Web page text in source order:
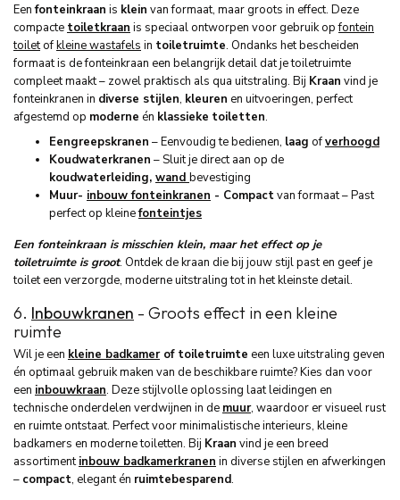
Eenfonteinkraan is klein van formaat, maar groots in effect. Deze
compacte toiletkraan is speciaal ontworpen voor gebruik opfontein
toiletofkleine wastafels in toiletruimte. Ondanks het bescheiden
formaat is de fonteinkraan een belangrijk detail dat je toiletruimte
compleet maakt – zowel praktisch als qua uitstraling. Bij Kraan vind je
fonteinkranen in diverse stijlen, kleuren en uitvoeringen, perfect
afgestemd op moderne én klassieke toiletten.
Eengreepskranen – Eenvoudig te bedienen, laag ofverhoogd
Koudwaterkranen – Sluit je direct aan op de
koudwaterleiding, wand bevestiging
Muur- inbouw fonteinkranen - Compactvan formaat – Past
perfect op kleinefonteintjes
Een fonteinkraan is misschien klein, maar het effect op je
toiletruimte is groot. Ontdek de kraan die bij jouw stijl past en geef je
toilet een verzorgde, moderne uitstraling tot in het kleinste detail.
6. Inbouwkranen - Groots effect in een kleine
ruimte
Wil je een kleine badkamerof toiletruimte een luxe uitstraling geven
én optimaal gebruik maken van de beschikbare ruimte? Kies dan voor
een inbouwkraan. Deze stijlvolle oplossing laat leidingen en
technische onderdelen verdwijnen in de muur, waardoor er visueel rust
en ruimte ontstaat. Perfect voor minimalistische interieurs, kleine
badkamers en moderne toiletten. Bij Kraan vind je een breed
assortimentinbouw badkamerkranen in diverse stijlen en afwerkingen
– compact, elegant én ruimtebesparend.